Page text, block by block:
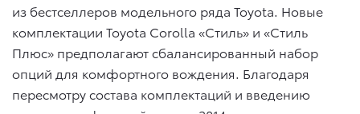
из бестселлеров модельного ряда Toyota. Новые
комплектации Toyota Corolla «Стиль» и «Стиль
Плюс» предполагают сбалансированный набор
опций для комфортного вождения. Благодаря
пересмотру состава комплектаций и введению